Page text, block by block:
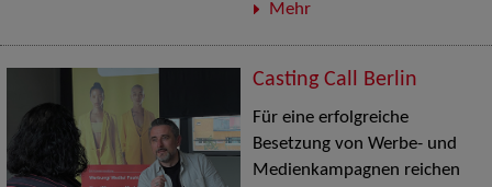
Mehr
Casting Call Berlin
Für eine erfolgreiche
Besetzung von Werbe- und
Medienkampagnen reichen